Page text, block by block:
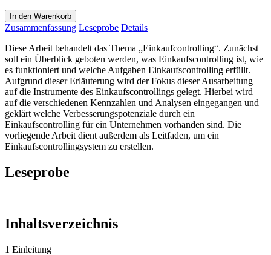
In den Warenkorb
Zusammenfassung Leseprobe Details
Diese Arbeit behandelt das Thema „Einkaufcontrolling“. Zunächst
soll ein Überblick geboten werden, was Einkaufscontrolling ist, wie
es funktioniert und welche Aufgaben Einkaufscontrolling erfüllt.
Aufgrund dieser Erläuterung wird der Fokus dieser Ausarbeitung
auf die Instrumente des Einkaufscontrollings gelegt. Hierbei wird
auf die verschiedenen Kennzahlen und Analysen eingegangen und
geklärt welche Verbesserungspotenziale durch ein
Einkaufscontrolling für ein Unternehmen vorhanden sind. Die
vorliegende Arbeit dient außerdem als Leitfaden, um ein
Einkaufscontrollingsystem zu erstellen.
Leseprobe
Inhaltsverzeichnis
1 Einleitung